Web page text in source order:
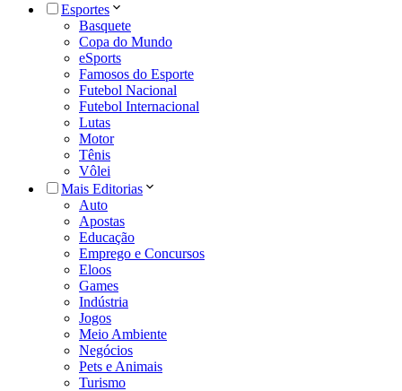
Esportes
Basquete
Copa do Mundo
eSports
Famosos do Esporte
Futebol Nacional
Futebol Internacional
Lutas
Motor
Tênis
Vôlei
Mais Editorias
Auto
Apostas
Educação
Emprego e Concursos
Eloos
Games
Indústria
Jogos
Meio Ambiente
Negócios
Pets e Animais
Turismo